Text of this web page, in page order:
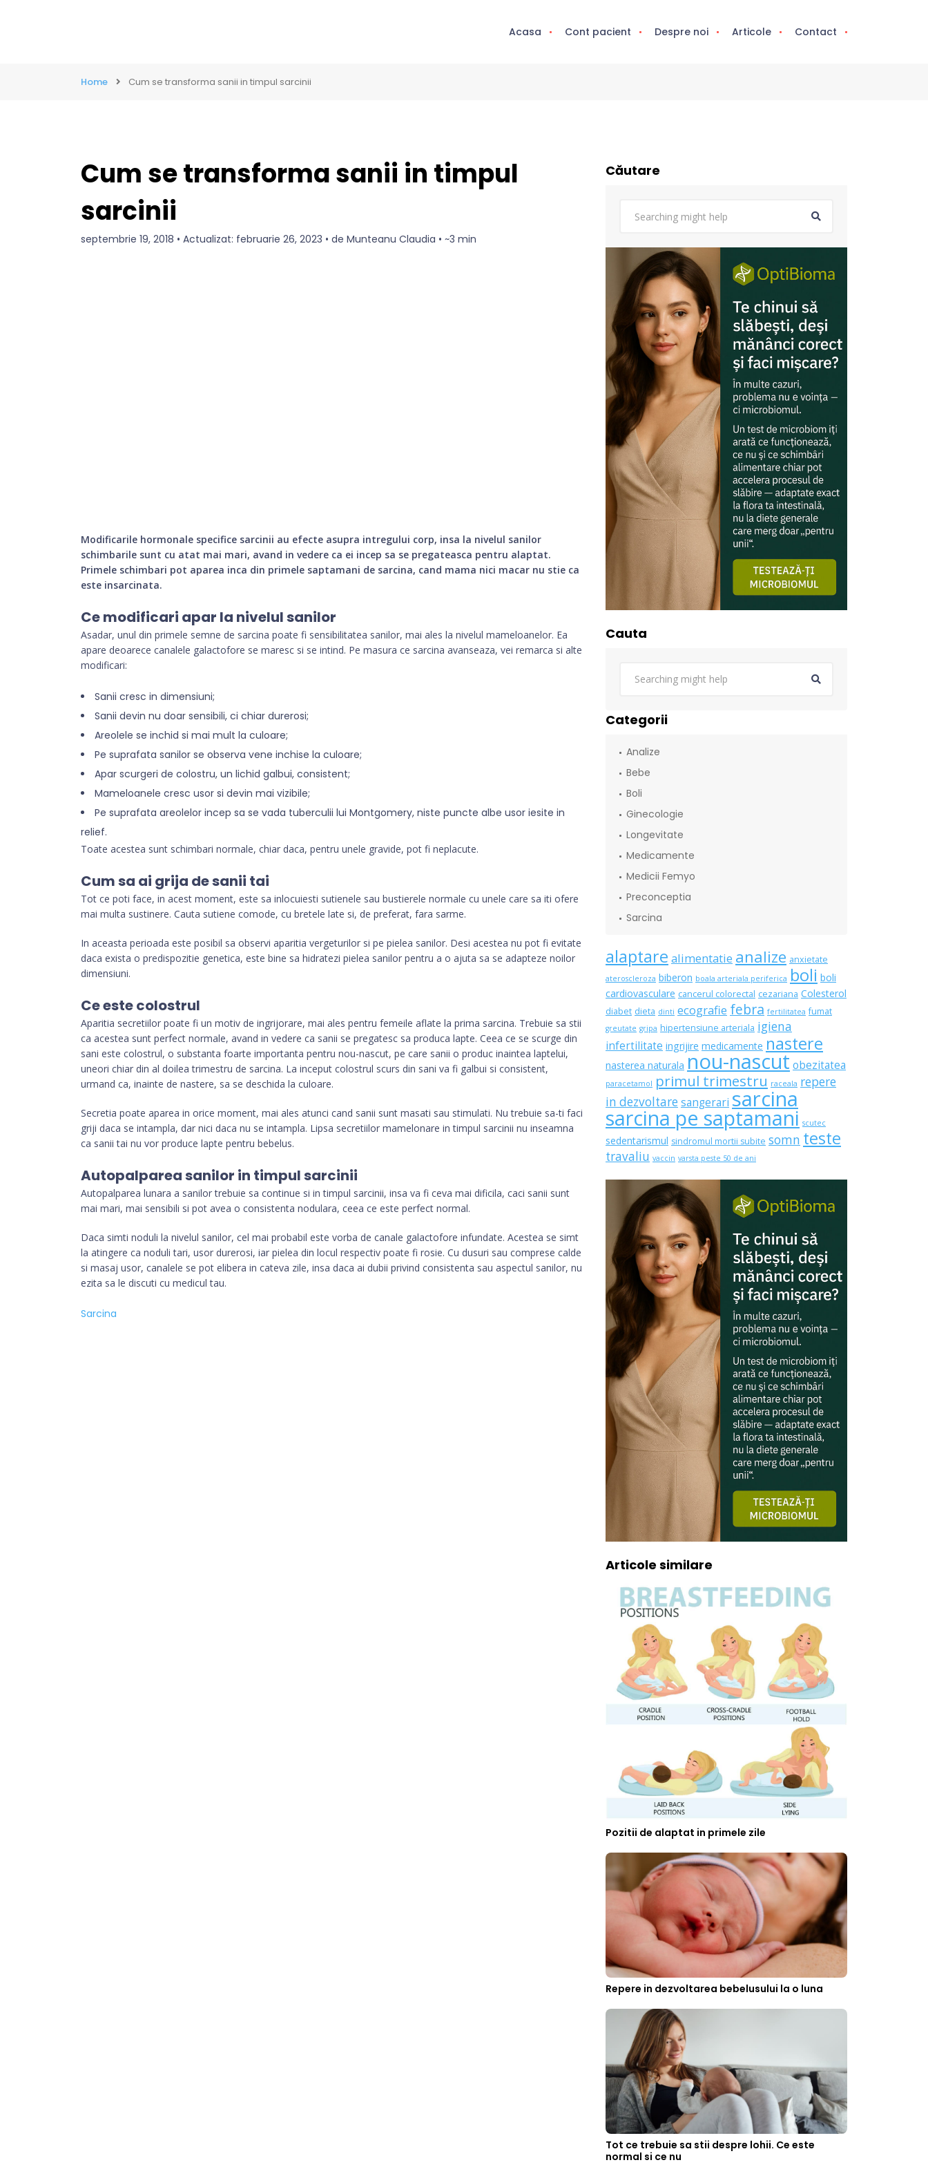
Acasa Cont pacient Despre noi Articole Contact
Home Cum se transforma sanii in timpul sarcinii
Cum se transforma sanii in timpul
sarcinii
septembrie 19, 2018 • Actualizat: februarie 26, 2023 • de Munteanu Claudia • ~3 min
Modificarile hormonale specifice sarcinii au efecte asupra intregului corp, insa la nivelul sanilor
schimbarile sunt cu atat mai mari, avand in vedere ca ei incep sa se pregateasca pentru alaptat.
Primele schimbari pot aparea inca din primele saptamani de sarcina, cand mama nici macar nu stie ca
este insarcinata.
Ce modificari apar la nivelul sanilor
Asadar, unul din primele semne de sarcina poate fi sensibilitatea sanilor, mai ales la nivelul mameloanelor. Ea
apare deoarece canalele galactofore se maresc si se intind. Pe masura ce sarcina avanseaza, vei remarca si alte
modificari:
Sanii cresc in dimensiuni;
Sanii devin nu doar sensibili, ci chiar durerosi;
Areolele se inchid si mai mult la culoare;
Pe suprafata sanilor se observa vene inchise la culoare;
Apar scurgeri de colostru, un lichid galbui, consistent;
Mameloanele cresc usor si devin mai vizibile;
Pe suprafata areolelor incep sa se vada tuberculii lui Montgomery, niste puncte albe usor iesite in
relief.
Toate acestea sunt schimbari normale, chiar daca, pentru unele gravide, pot fi neplacute.
Cum sa ai grija de sanii tai
Tot ce poti face, in acest moment, este sa inlocuiesti sutienele sau bustierele normale cu unele care sa iti ofere
mai multa sustinere. Cauta sutiene comode, cu bretele late si, de preferat, fara sarme.
In aceasta perioada este posibil sa observi aparitia vergeturilor si pe pielea sanilor. Desi acestea nu pot fi evitate
daca exista o predispozitie genetica, este bine sa hidratezi pielea sanilor pentru a o ajuta sa se adapteze noilor
dimensiuni.
Ce este colostrul
Aparitia secretiilor poate fi un motiv de ingrijorare, mai ales pentru femeile aflate la prima sarcina. Trebuie sa stii
ca acestea sunt perfect normale, avand in vedere ca sanii se pregatesc sa produca lapte. Ceea ce se scurge din
sani este colostrul, o substanta foarte importanta pentru nou-nascut, pe care sanii o produc inaintea laptelui,
uneori chiar din al doilea trimestru de sarcina. La inceput colostrul scurs din sani va fi galbui si consistent,
urmand ca, inainte de nastere, sa se deschida la culoare.
Secretia poate aparea in orice moment, mai ales atunci cand sanii sunt masati sau stimulati. Nu trebuie sa-ti faci
griji daca se intampla, dar nici daca nu se intampla. Lipsa secretiilor mamelonare in timpul sarcinii nu inseamna
ca sanii tai nu vor produce lapte pentru bebelus.
Autopalparea sanilor in timpul sarcinii
Autopalparea lunara a sanilor trebuie sa continue si in timpul sarcinii, insa va fi ceva mai dificila, caci sanii sunt
mai mari, mai sensibili si pot avea o consistenta nodulara, ceea ce este perfect normal.
Daca simti noduli la nivelul sanilor, cel mai probabil este vorba de canale galactofore infundate. Acestea se simt
la atingere ca noduli tari, usor durerosi, iar pielea din locul respectiv poate fi rosie. Cu dusuri sau comprese calde
si masaj usor, canalele se pot elibera in cateva zile, insa daca ai dubii privind consistenta sau aspectul sanilor, nu
ezita sa le discuti cu medicul tau.
Sarcina
Căutare
Cauta
Categorii
Analize
Bebe
Boli
Ginecologie
Longevitate
Medicamente
Medicii Femyo
Preconceptia
Sarcina
alaptare alimentatie analize anxietate
ateroscleroza biberon boala arteriala periferica boli boli
cardiovasculare cancerul colorectal cezariana Colesterol
diabet dieta dinti ecografie febra fertilitatea fumat
greutate gripa hipertensiune arteriala igiena
infertilitate ingrijire medicamente nastere
nasterea naturala nou-nascutobezitatea
paracetamol primul trimestru raceala repere
in dezvoltare sangerari sarcina
sarcina pe saptamani scutec
sedentarismul sindromul mortii subite somn teste
travaliu vaccin varsta peste 50 de ani
Articole similare
Pozitii de alaptat in primele zile
Repere in dezvoltarea bebelusului la o luna
Tot ce trebuie sa stii despre lohii. Ce este
normal si ce nu